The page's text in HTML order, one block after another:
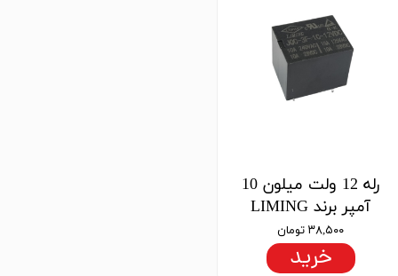
رله 12 ولت میلون 10
آمپر برند LIMING
۳۸,۵۰۰ تومان
خرید